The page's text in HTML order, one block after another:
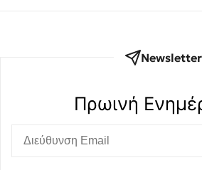
Newsletter
Πρωινή